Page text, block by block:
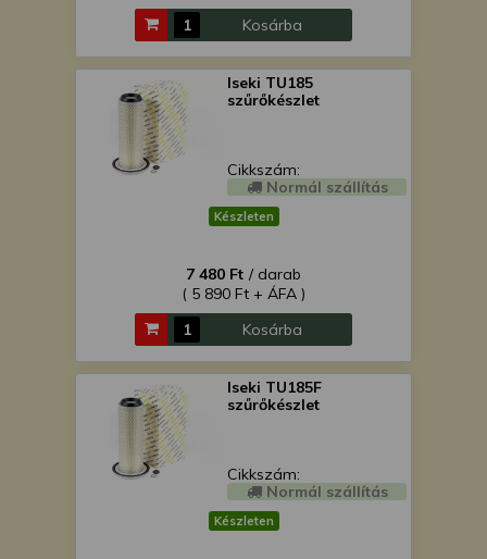
Kosárba
Iseki TU185
szűrőkészlet
Cikkszám:
Normál szállítás
Készleten
7 480 Ft / darab
( 5 890 Ft + ÁFA )
Kosárba
Iseki TU185F
szűrőkészlet
Cikkszám:
Normál szállítás
Készleten